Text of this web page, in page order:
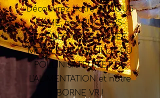
Découvrez notre SERIOUS
GAME, nos RUCHERS-
ÉCOLES, notre MUSÉE
MOBILE DE L'ABEILLE, DU
POLLINISATEUR ET DE
L'ALIMENTATION et notre
BORNE VR !